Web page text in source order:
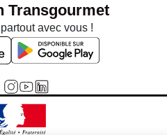
Transgourmet
avec vous !